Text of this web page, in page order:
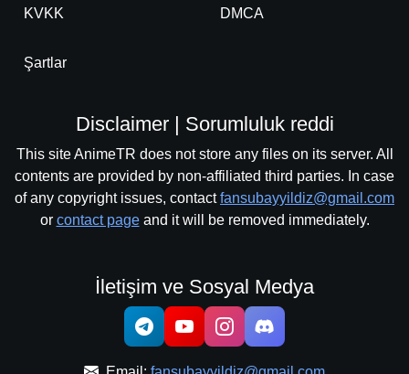
KVKK DMCA
Şartlar
Disclaimer | Sorumluluk reddi
This site AnimeTR does not store any files on its server. All
contents are provided by non-affiliated third parties. In case
of any copyright issues, contactfansubayyildiz@gmail.com
or contact pageand it will be removed immediately.
İletişim ve Sosyal Medya